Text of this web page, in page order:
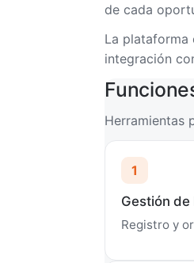
de cada
La plataforma
integración
Herramientas
1
Gestión de
Registro y